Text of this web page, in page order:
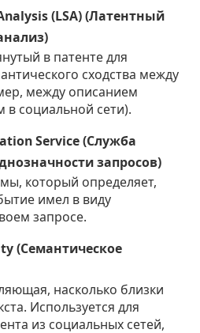
(LSA) (Латентный
в патенте для
сходства между
между описанием
в социальной сети).
Service (Служба
запросов)
который определяет,
имел в виду
запросе.
(Семантическое
насколько близки
Используется для
из социальных сетей,